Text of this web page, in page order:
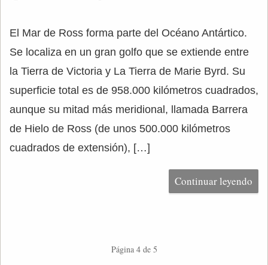
El Mar de Ross forma parte del Océano Antártico.
Se localiza en un gran golfo que se extiende entre
la Tierra de Victoria y La Tierra de Marie Byrd. Su
superficie total es de 958.000 kilómetros cuadrados,
aunque su mitad más meridional, llamada Barrera
de Hielo de Ross (de unos 500.000 kilómetros
cuadrados de extensión), […]
Continuar leyendo
Página 4 de 5